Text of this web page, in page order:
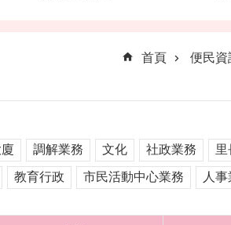
首頁
便民資
調解業務 文化 社政業務 里
教育行政 市民活動中心業務 人